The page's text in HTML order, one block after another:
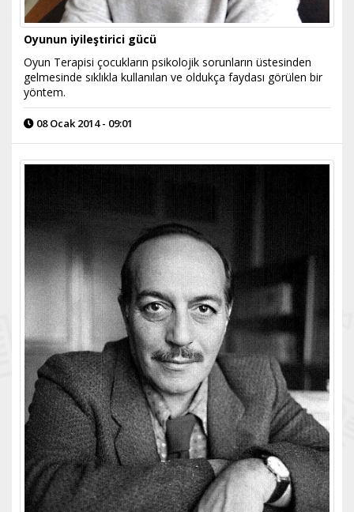
Oyunun iyileştirici gücü
Oyun Terapisi çocukların psikolojik sorunların üstesinden
gelmesinde sıklıkla kullanılan ve oldukça faydası görülen bir
yöntem.
08 Ocak 2014 - 09:01